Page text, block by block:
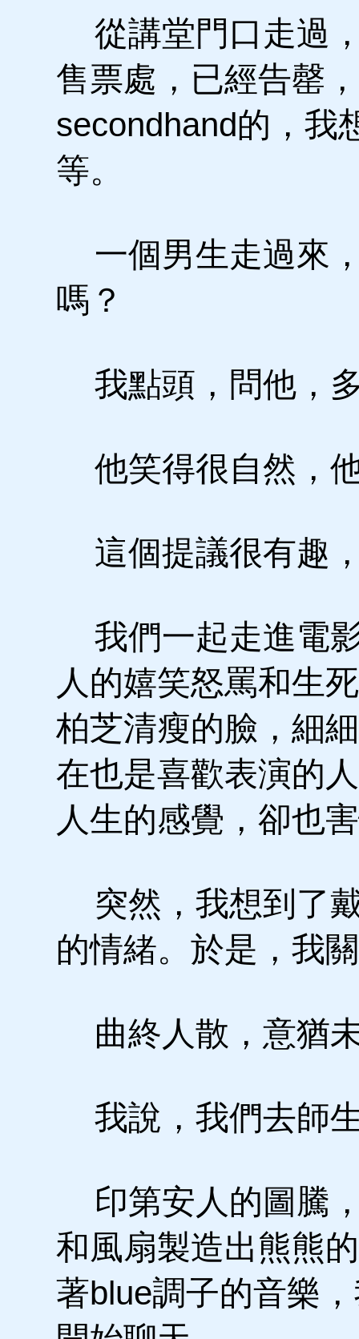
從講堂門口走過
售票處，已經告罄
secondhand的，我
等。
一個男生走過來
嗎？
我點頭，問他，
他笑得很自然，
這個提議很有趣
我們一起走進電
人的嬉笑怒罵和生
柏芝清瘦的臉，細
在也是喜歡表演的
人生的感覺，卻也
突然，我想到了
的情緒。於是，我
曲終人散，意猶
我說，我們去師
印第安人的圖騰
和風扇製造出熊熊
著blue調子的音樂